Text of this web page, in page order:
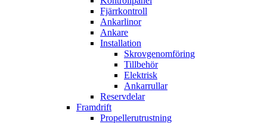
Fjärrkontroll
Ankarlinor
Ankare
Installation
Skrovgenomföring
Tillbehör
Elektrisk
Ankarrullar
Reservdelar
Framdrift
Propellerutrustning